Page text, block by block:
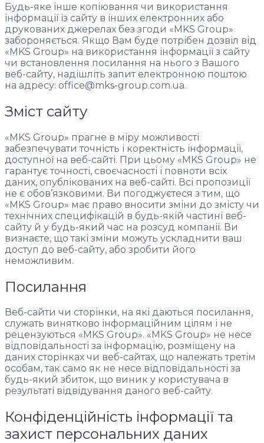
Будь-яке інше копіювання чи використання
інформації із сайту в інших електронних або
друкованих джерелах без згоди «MKS Group»
забороняється. Якщо Вам буде потрібен дозвіл від
«MKS Group» на використання інформації з сайту
чи встановлення посилання на нього з Вашого
веб-сайту, надішліть запит електронною поштою
на адресу: office@mks-group.com.ua.
Зміст сайту
«MKS Group» прагне в міру можливості
забезпечувати точність і коректність інформації,
доступної на веб-сайті. При цьому «MKS Group» не
гарантує точності, своєчасності і повноти всіх
даних, опублікованих на веб-сайті. Всі пропозиції
не є обов’язковими. Ви погоджуєтеся з тим, що
«MKS Group» має право вносити зміни до змісту чи
технічних специфікацій в будь-якій частині веб-
сайту й у будь-який час на розсуд компанії. Ви
визнаєте, що такі зміни можуть ускладнити ваш
доступ до веб-сайту, або зробити його
неможливим.
Посилання
Веб-сайти чи сторінки, на які даються посилання,
служать винятково інформаційним цілям і не
рецензуються «MKS Group». «MKS Group» не несе
відповідальності за інформацію, розміщену на
даних сторінках чи веб-сайтах, що належать третім
особам, так само як не несе відповідальності за
будь-який збиток, що виник у користувача в
результаті відвідування даного веб-сайту.
Конфіденційність інформації та
захист персональних даних